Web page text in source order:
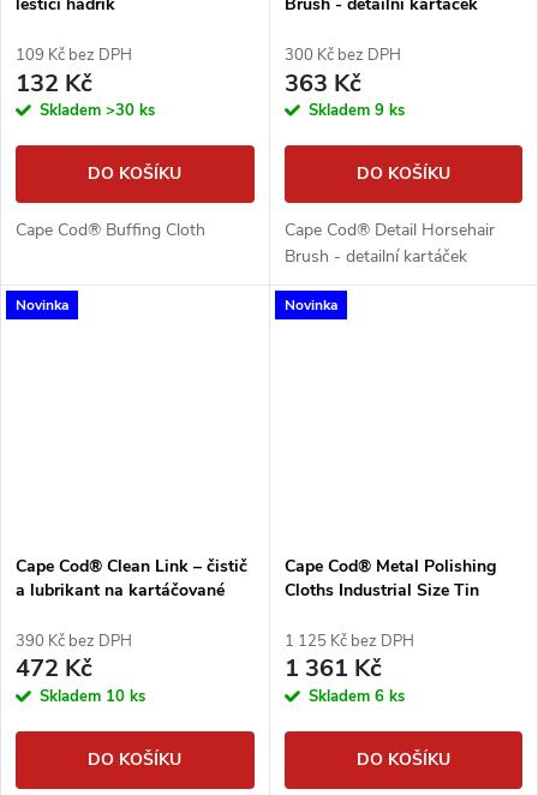
109 Kč bez DPH
132 Kč
Skladem >30 ks
DO KOŠÍKU
Cape Cod® Buffing Cloth
300 Kč bez DPH
363 Kč
Skladem 9 ks
DO KOŠÍKU
Cape Cod® Detail Horsehair
Brush - detailní kartáček
Novinka
Cape Cod® Clean Link – čistič
a lubrikant na kartáčované
390 Kč bez DPH
472 Kč
Skladem 10 ks
DO KOŠÍKU
Novinka
Cape Cod® Metal Polishing
Cloths Industrial Size Tin
1 125 Kč bez DPH
1 361 Kč
Skladem 6 ks
DO KOŠÍKU